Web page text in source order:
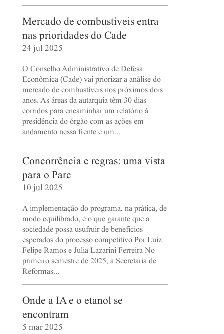
Mercado de combustíveis entra
nas prioridades do Cade
24 jul 2025
O Conselho Administrativo de Defesa
Econômica (Cade) vai priorizar a análise do
mercado de combustíveis nos próximos dois
anos. As áreas da autarquia têm 30 dias
corridos para encaminhar um relatório à
presidência do órgão com as ações em
andamento nessa frente e um...
Concorrência e regras: uma vista
para o Parc
10 jul 2025
A implementação do programa, na prática, de
modo equilibrado, é o que garante que a
sociedade possa usufruir de benefícios
esperados do processo competitivo Por Luiz
Felipe Ramos e Julia Lazarini Ferreira No
primeiro semestre de 2025, a Secretaria de
Reformas...
Onde a IA e o etanol se
encontram
5 mar 2025